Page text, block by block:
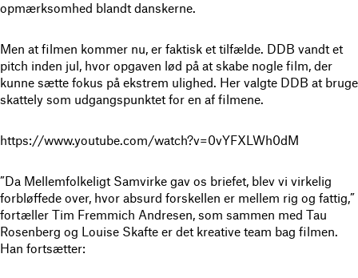
opmærksomhed blandt danskerne.
Men at filmen kommer nu, er faktisk et tilfælde. DDB vandt et
pitch inden jul, hvor opgaven lød på at skabe nogle film, der
kunne sætte fokus på ekstrem ulighed. Her valgte DDB at bruge
skattely som udgangspunktet for en af filmene.
https://www.youtube.com/watch?v=0vYFXLWh0dM
”Da Mellemfolkeligt Samvirke gav os briefet, blev vi virkelig
forbløffede over, hvor absurd forskellen er mellem rig og fattig,”
fortæller Tim Fremmich Andresen, som sammen med Tau
Rosenberg og Louise Skafte er det kreative team bag filmen.
Han fortsætter: